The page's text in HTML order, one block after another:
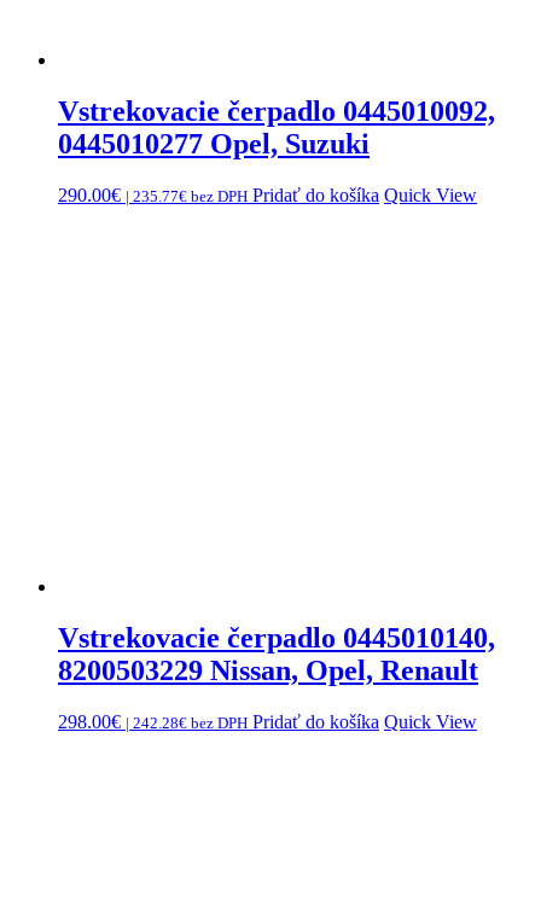
Vstrekovacie čerpadlo 0445010092,
0445010277 Opel, Suzuki
290.00€ | 235.77€ bez DPH Pridať do košíka Quick View
Vstrekovacie čerpadlo 0445010140,
8200503229 Nissan, Opel, Renault
298.00€ | 242.28€ bez DPH Pridať do košíka Quick View